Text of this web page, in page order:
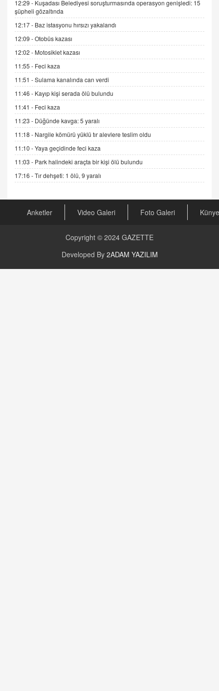
ADEM AKÖL
Esed Destekçilerinin Yüzüne Vurulan Şamar:
Sednaya
11.12.2024 12:30
DR. EKREM ASLAN
Gerçek Ne, Algı Ne? "Beraber Yürüyoruz"
Cümlesinin Peşinden
19.07.2025 12:45
GÖNÜL MENEKŞE
Şifacının Yolu
04.11.2025 12:56
AV. RÜMEYSA ÖZKALE
Kira Uyuşmazlıklarında Dava Açmadan Önce
23.09.2023 16:30
CAN UĞURATEŞ
16.12.2024 14:16
GÜNLÜK BURÇ YORUMU
12:29 - Kuşadası Belediyesi soruşturmasında operasyon genişledi: 15
şüpheli gözaltında
12:17 - Baz istasyonu hırsızı yakalandı
12:09 -Otobüs kazası
12:02 - Motosiklet kazası
11:55 - Feci kaza
11:51 -Sulama kanalında can verdi
11:46 - Kayıp kişi serada ölü bulundu
11:41 - Feci kaza
11:23 - Düğünde kavga: 5 yaralı
11:18 - Nargile kömürü yüklü tır alevlere teslim oldu
11:10 -Yaya geçidinde feci kaza
11:03 - Park halindeki araçta bir kişi ölü bulundu
17:16 -Tır dehşeti: 1 ölü, 9 yaralı
Anketler Video Galeri Foto Galeri Künye
Copyright © 2024 GAZETTE
Developed By 2ADAM YAZILIM